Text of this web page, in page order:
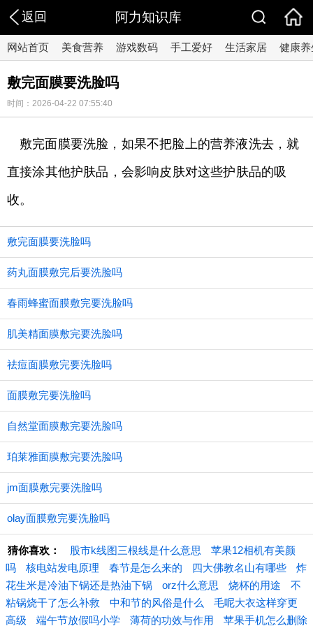
返回 阿力知识库
网站首页 美食营养 游戏数码 手工爱好 生活家居 健康养
敷完面膜要洗脸吗
时间：2026-04-22 07:55:40
敷完面膜要洗脸，如果不把脸上的营养液洗去，就
直接涂其他护肤品，会影响皮肤对这些护肤品的吸
收。
敷完面膜要洗脸吗
药丸面膜敷完后要洗脸吗
春雨蜂蜜面膜敷完要洗脸吗
肌美精面膜敷完要洗脸吗
祛痘面膜敷完要洗脸吗
面膜敷完要洗脸吗
自然堂面膜敷完要洗脸吗
珀莱雅面膜敷完要洗脸吗
jm面膜敷完要洗脸吗
olay面膜敷完要洗脸吗
猜你喜欢： 股市k线图三根线是什么意思
苹果12相机有美颜
吗
核电站发电原理 春节是怎么来的 四大佛教名山有哪些
炸
花生米是冷油下锅还是热油下锅
orz什么意思 烧杯的用途
不
粘锅烧干了怎么补救
中和节的风俗是什么
毛呢大衣这样穿更
高级
端午节放假吗小学 薄荷的功效与作用 苹果手机怎么删除